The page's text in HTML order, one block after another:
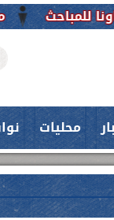
ميزانية 16 مليون جنيه لتطوير حديقة ناصر بأبوتيج.. نقلة حضارية تحافظ على تاريخها
محليات